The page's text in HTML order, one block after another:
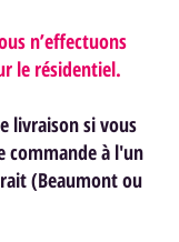
n’effectuons
le résidentiel.
livraison si vous
commande à l'un
(Beaumont ou